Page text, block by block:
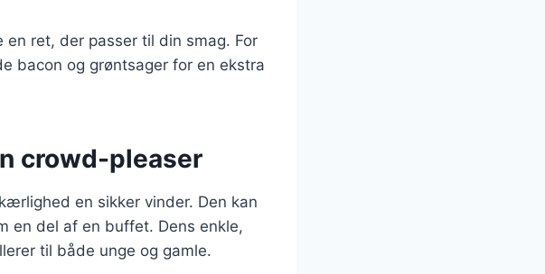
ret, der passer til din smag. For
bacon og grøntsager for en ekstra
crowd-pleaser
en sikker vinder. Den kan
en del af en buffet. Dens enkle,
til både unge og gamle.